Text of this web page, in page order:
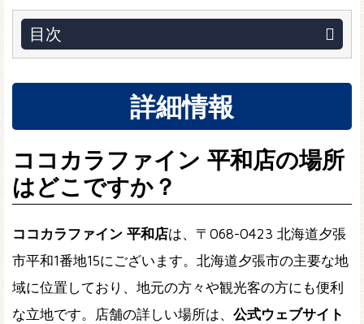
目次
詳細情報
ココカラファイン 平和店の場所
はどこですか？
ココカラファイン 平和店は、〒068-0423 北海道夕張
市平和1番地15にございます。北海道夕張市の主要な地
域に位置しており、地元の方々や観光客の方にも便利
な立地です。店舗の詳しい場所は、 公式ウェブサイト